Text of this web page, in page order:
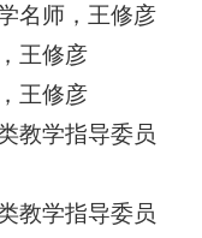
名师，王修彦
王修彦
王修彦
教学指导委员
教学指导委员